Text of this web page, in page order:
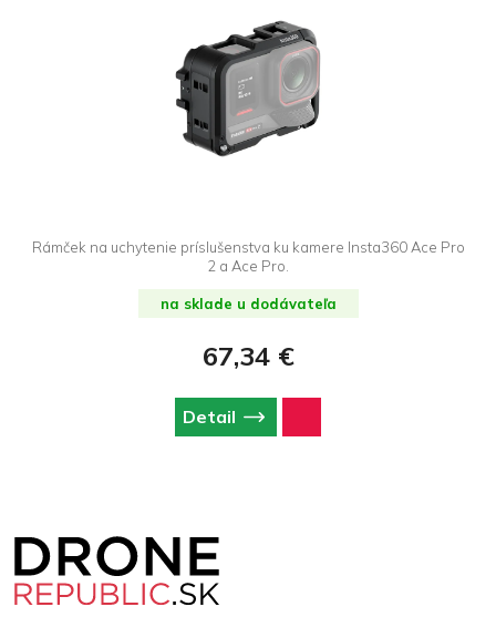
Rámček na uchytenie príslušenstva ku kamere Insta360 Ace Pro
2 a Ace Pro.
na sklade u dodávateľa
67,34 €
Detail